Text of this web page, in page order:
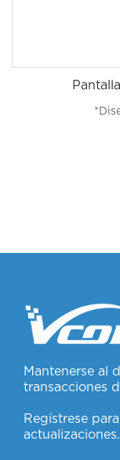
Mantenerse al
transacciones
Regístrese
actualizaciones.